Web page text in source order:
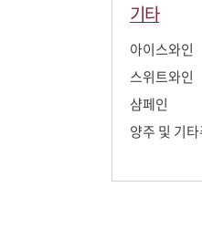
기타
아이스와인
스위트와인
샴페인
양주 및 기